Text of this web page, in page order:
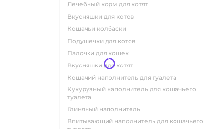
лечебный корм для котят
вкусняшки для котов
кошачьи колбаски
подушечки для котов
палочки для кошек
вкусняшки для котят
кошачий наполнитель для туалета
кукурузный наполнитель для кошачьего
туалета
глиняный наполнитель
впитывающий наполнитель для кошачьего